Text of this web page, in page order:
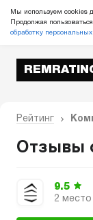
Мы используем cookies
Продолжая
обработку
Рейтинг
Отзывы
9.5
2 место